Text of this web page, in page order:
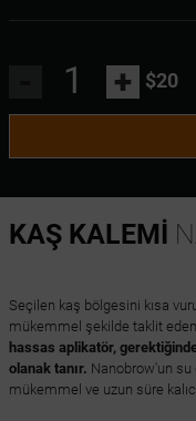
+ $20
KAŞ KALEMİ
Seçilen kaş bölgesini kısa
mükemmel şekilde taklit
hassas aplikatör,
olanak tanır. Nanobrow'un su
mükemmel ve uzun süre